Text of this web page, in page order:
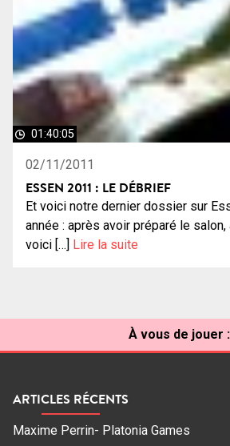
01:40:05
02/11/2011
ESSEN 2011 : LE DÉBRIEF
Et voici notre dernier dossier sur
année : après avoir préparé le salon,
voici […] Lire la suite
À vous de jouer :
ARTICLES RÉCENTS
Maxime Perrin- Platonia Games